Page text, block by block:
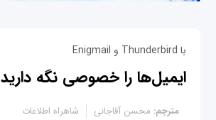
با Thunderbird و Enigmail
ایمیل‌ها را خصوصی نگه دارید
مترجم: محسن آقاجانی شاهراه اطلاعات